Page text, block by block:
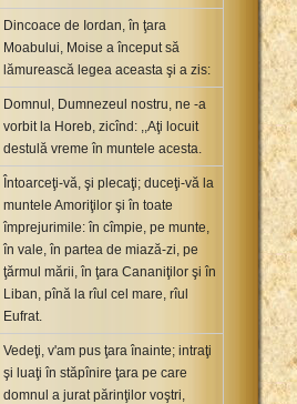
Dincoace de Iordan, în ţara
Moabului, Moise a început să
lămurească legea aceasta şi a zis:
Domnul, Dumnezeul nostru, ne -a
vorbit la Horeb, zicînd: ,,Aţi locuit
destulă vreme în muntele acesta.
Întoarceţi-vă, şi plecaţi; duceţi-vă la
muntele Amoriţilor şi în toate
împrejurimile: în cîmpie, pe munte,
în vale, în partea de miază-zi, pe
ţărmul mării, în ţara Cananiţilor şi în
Liban, pînă la rîul cel mare, rîul
Eufrat.
Vedeţi, v'am pus ţara înainte; intraţi
şi luaţi în stăpînire ţara pe care
domnul a jurat părinţilor voştri,